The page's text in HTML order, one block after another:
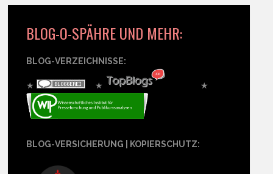
BLOG-O-SPÄHRE UND MEHR:
BLOG-VERZEICHNISSE:
★ ★ ★
BLOG-VERSICHERUNG | KOPIERSCHUTZ: